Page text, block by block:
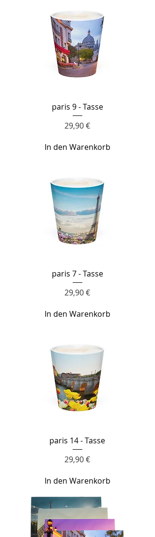
paris 9 - Tasse
Preis
29,90 €
In den Warenkorb
paris 7 - Tasse
Preis
29,90 €
In den Warenkorb
paris 14 - Tasse
Preis
29,90 €
In den Warenkorb